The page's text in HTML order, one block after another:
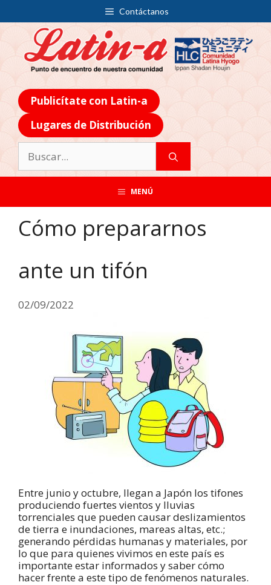
Contáctanos
Publicítate con Latin-a
Lugares de Distribución
MENÚ
Cómo prepararnos
ante un tifón
02/09/2022
Entre junio y octubre, llegan a Japón los tifones
produciendo fuertes vientos y lluvias
torrenciales que pueden causar deslizamientos
de tierra e inundaciones, mareas altas, etc.;
generando pérdidas humanas y materiales, por
lo que para quienes vivimos en este país es
importante estar informados y saber cómo
hacer frente a este tipo de fenómenos naturales.